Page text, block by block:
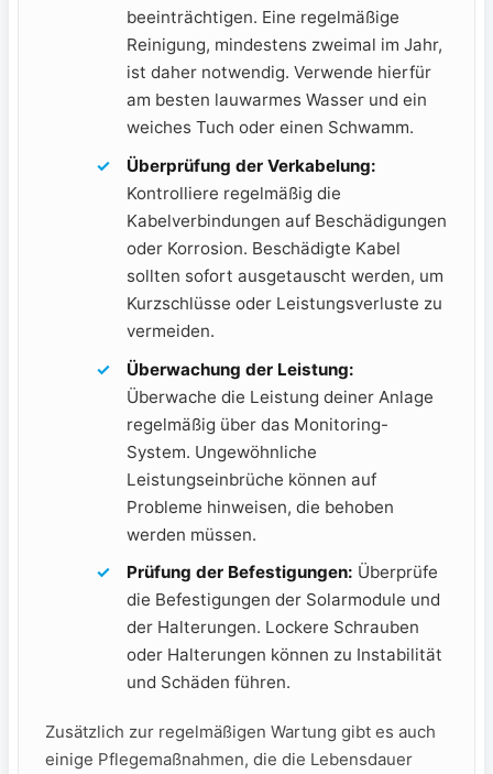
beeinträchtigen.‌ Eine regelmäßige⁣
Reinigung, mindestens zweimal im Jahr,
ist daher ⁤notwendig. Verwende hierfür
am besten ‍lauwarmes Wasser und ein
weiches Tuch oder einen Schwamm.
Überprüfung der Verkabelung:
Kontrolliere regelmäßig die
Kabelverbindungen auf Beschädigungen
oder Korrosion. Beschädigte Kabel
sollten sofort ausgetauscht werden, um
Kurzschlüsse oder Leistungsverluste zu
vermeiden.
Überwachung der Leistung:
Überwache die Leistung ‍deiner Anlage⁤
regelmäßig über das⁢ Monitoring-
System. Ungewöhnliche
Leistungseinbrüche⁣ können auf
Probleme hinweisen, die behoben
werden müssen.
Prüfung der Befestigungen: Überprüfe
die Befestigungen der Solarmodule und
der Halterungen. Lockere Schrauben
oder Halterungen können⁤ zu Instabilität
und Schäden führen.
Zusätzlich zur regelmäßigen Wartung gibt es auch
einige Pflegemaßnahmen,‍ die die Lebensdauer